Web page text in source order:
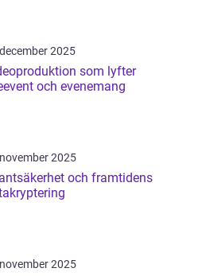
2025
som lyfter
och evenemang
2025
och framtidens
2025